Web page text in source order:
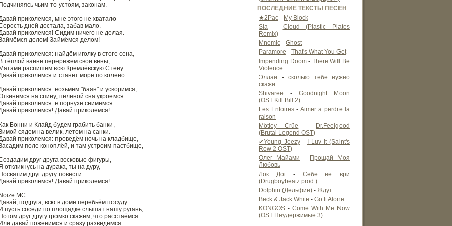
чьим-то устоям, законам.
приколемся, мне этого не хватало -
дней достала, забав мало.
приколемся! Сидим ничего не делая.
делом! Займёмся делом!
приколемся: найдём иголку в стоге сена,
тёплой ванне перережем свои вены,
распишем всю Кремлёвскую Стену.
приколемся и станет море по колено.
приколемся: возьмём "баян" и ускоримся,
на спину, пеленой сна укроемся.
приколемся: в порнухе снимемся.
приколемся! Давай приколемся!
Бонни и Клайд будем грабить банки,
сядем на велик, летом на санки.
приколемся: проведём ночь на кладбище,
поле коноплёй, и там устроим пастбище,
друг друга восковые фигуры,
откликнусь на дурака, ты на дуру,
друг другу повести...
приколемся! Давай приколемся!
MC:
подруга, всю в доме перебьём посуду
пусть соседи по площадке слышат нашу ругань,
друг другу громко скажем, что расстаёмся
давай поженимся и сразу разведёмся.
ПОСЛЕДНИЕ ТЕКСТЫ ПЕСЕН
★2Pac - My Block
Sia - Cloud (Plastic Plates
Remix)
Mnemic - Ghost
Paramore - That's What You Get
Impending Doom- There Will Be
Violence
Эллаи - сколько тебе нужно
скажи
Shivaree - Goodnight Moon
(OST Kill Bill 2)
Les Enfoires- Aimer a perdre la
raison
Mötley Crüe -
Dr.Feelgood
(Brutal Legend OST)
✔Young Jeezy -
I Luv It (Saint's
Row 2 OST)
Олег Майами -
Прощай Моя
Любовь
Лок Дог- Себе не ври
(Drugboybeatz prod.)
Dolphin (Дельфин) - Ждут
Beck & Jack White - Go It Alone
KONGOS - Come With Me Now
(OST Неудержимые 3)